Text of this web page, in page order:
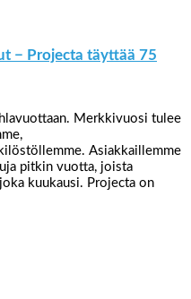
− Projecta täyttää 75
Merkkivuosi tulee
Asiakkaillemme
pitkin vuotta, joista
kuukausi. Projecta on